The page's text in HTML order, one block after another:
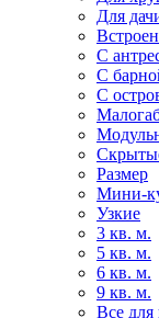
Для
С
С
С
Размер
Мини-
Узкие
3 кв. м.
5 кв. м.
6 кв. м.
9 кв. м.
Все для